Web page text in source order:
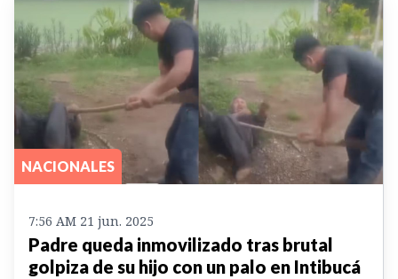
NACIONALES
7:56 AM 21 jun. 2025
Padre queda inmovilizado tras brutal
golpiza de su hijo con un palo en Intibucá